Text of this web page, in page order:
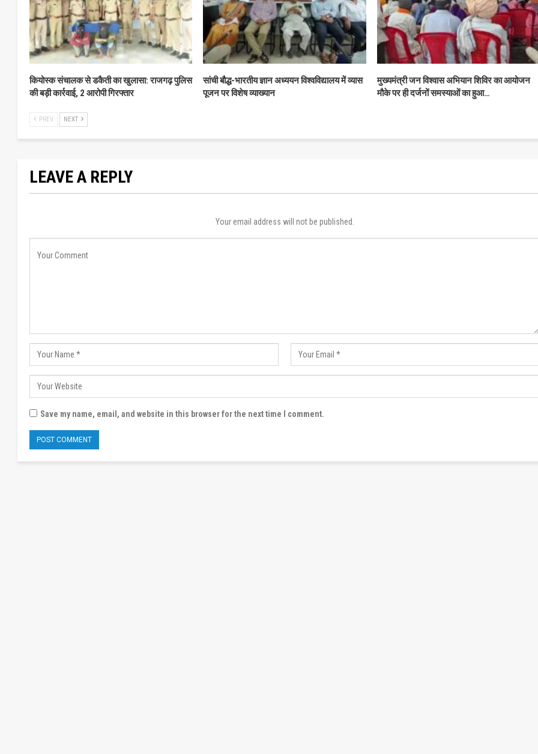
कियोस्क संचालक से डकैती का खुलासा: राजगढ़ पुलिस
की बड़ी कार्रवाई, 2 आरोपी गिरफ्तार
सांची बौद्ध-भारतीय ज्ञान अध्ययन विश्वविद्यालय में व्यास
पूजन पर विशेष व्याख्यान
मुख्यमंत्री जन विश्वास अभियान शिविर का आयोजन
मौके पर ही दर्जनों समस्याओं का हुआ…
PREV NEXT
LEAVE A REPLY
Your email address will not be published.
Save my name, email, and website in this browser for the next time I comment.